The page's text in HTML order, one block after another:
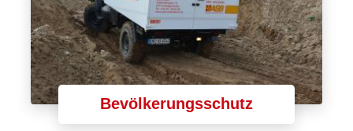
Bevölkerungsschutz